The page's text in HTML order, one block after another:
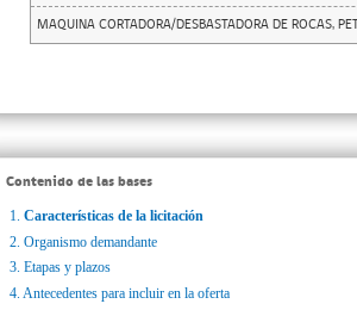
MAQUINA CORTADORA/DESBASTADORA DE ROCAS,
Contenido de las bases
1. Características de la licitación
2. Organismo demandante
3. Etapas y plazos
4. Antecedentes para incluir en la oferta